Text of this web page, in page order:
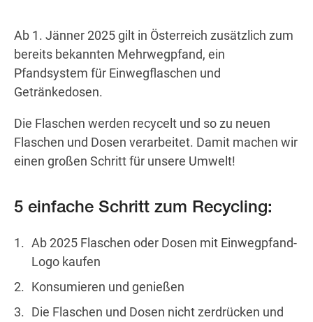
Wegbeschreibung
Ab 1. Jänner 2025 gilt in Österreich zusätzlich zum
bereits bekannten Mehrwegpfand, ein
Pfandsystem für Einwegflaschen und
Getränkedosen.
Die Flaschen werden recycelt und so zu neuen
Flaschen und Dosen verarbeitet. Damit machen wir
einen großen Schritt für unsere Umwelt!
5 einfache Schritt zum Recycling:
Ab 2025 Flaschen oder Dosen mit Einwegpfand-
Logo kaufen
Konsumieren und genießen
Die Flaschen und Dosen nicht zerdrücken und